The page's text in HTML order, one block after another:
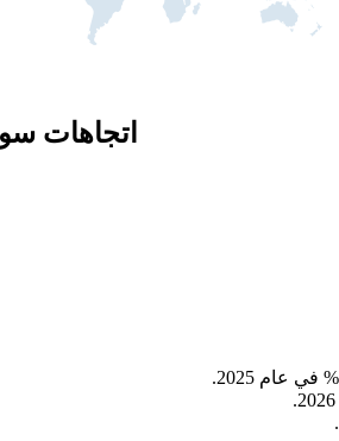
اتجاهات